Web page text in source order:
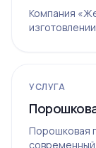
Компания
УСЛУГА
Порошковая